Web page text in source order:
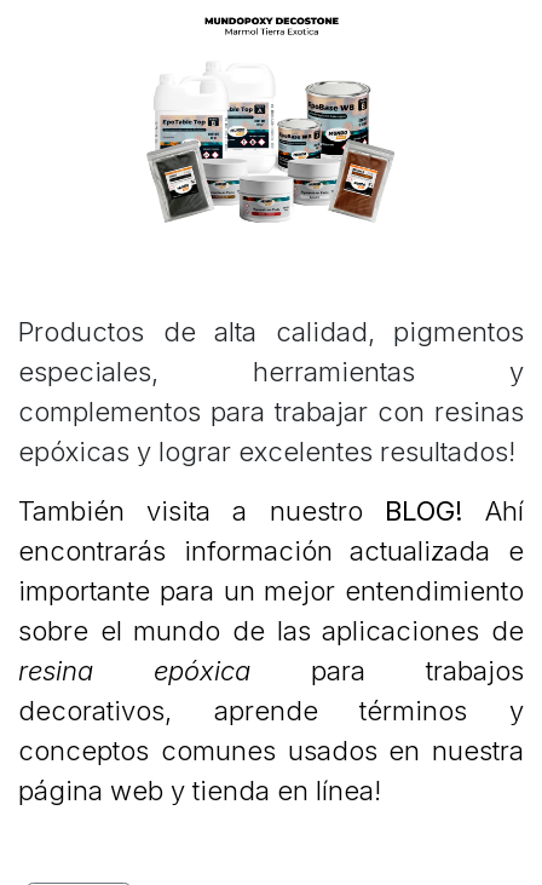
Productos de alta calidad, pigmentos
especiales, herramientas y
complementos para trabajar con resinas
epóxicas y lograr excelentes resultados!
También visita a nuestro BLOG!
Ahí
encontrarás información actualizada e
importante para un mejor entendimiento
sobre el mundo de las aplicaciones de
resina epóxica para trabajos
decorativos, aprende términos y
conceptos comunes usados en nuestra
página web y tienda en línea!